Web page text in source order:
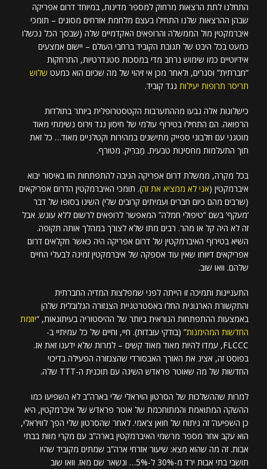
התחלנו לתת הרצאות מרחוק למספר מדינות, במיוחד דרום אפריקה
שבהן ההרצאות שלנו התחילו בעצם מלחמת אזרחים מסוגים – תומכי
איברמקטין מול הממשלה והרופאים האקדמיים שלה (שבסך הכל נכשלו
כמעט בכל היבט של תגובת הקוביד ברחבי העולם – יישום אמצעים
אידיוטיים כמו שימוש נרחב מדי במסכות סטנדרטיות, התרחקות
“חברתית” וסגרים, ולאחר מכן אי זיהוי של מה שכיום הוא כמעט שלוש
תריסר תרופות יעילות נגד קוביד.
כישלונות אלה נבעו מההתערבות הקטסטרופלית ביותר בתולדות
הרפואה. הם התחילו בטירוף עולמי של חיסון נגד וירוס נשימתי מאוד
מוטגני עם חלבוני ספייק מתישנים במהירות וקטלניים מאוד… כל זאת
תוך התעלמות מחסינות טבעית. מַברִיק. מטורף.
בכל מקרה, ממשלת דרום אפריקה הגיבה להתפתחות הזו באיסור יבוא
איברמקטין (אני לא ממציא את זה). תומכי האיברמקטין הדרום אפריקאים
(שרבים מהם כיום חברים ועמיתים קרובים שלי) השיגו בסופו של דבר
‘מעקף’ בשם “טיפולי חמלה” המאפשר לרופאים לרשום ללא עונש. אבל
זה לא היה קל או מהר. רבים מתו שלא לצורך במהלך אותה תקופה.
השיא בטירוף האיברמקטין של דרום אפריקה היה כאשר חקלאים דרום
אפריקאים דיווחו שאין עוד אספקה ​​של איברמקטין זמינה לבעלי החיים
שלהם. וואו שוב.
התעניינות ותמיכה זו הייתה לפני שמפלצות המדיה החברתית
והתקשורת הארגונית החלו באסטרטגיית הצנזורה הגלובלית שלהן
באמצעות ההתפתחות הנוראית ביותר של ההיסטוריה בעיתונאות, “יוזמת
החדשות המהימנות” (בודקי עובדות). חיי, וחיים של כל עמיתיי ב-
FLCCC, עמדו להיות מאוד מאוד קשים – למרות שלא ידענו זאת אז.
בפוסט זה, אציג את האורך האבסורדי שהצנזורה הפעילה בדיכוי
החדשות של מה שאוטר פראדש השיגה עם תוכנית ה-TTT שלה.
למרות שההשלכות של הסרטון הויראלי שלי בארה”ב לא השפיעו כמו
ההשקה המתואמת והמתוחכמת של אוטר פראדש של איברמקטין, היא
כן השפיעה’ זה ניתוח של חואן צ’אמי. לאחר שהסרטון שלי הפך לוויראלי,
הוא עקב אחר מספר מרשמי האיברמקטין בארה”ב עם מקרי מוות בבתי
אבות. זה מה שהוא מצא: שיעור אזרחי ארה”ב שמתים מקוביד שהיו
תושבי בתי אבות ירד מ-30% ל-5%… ונשאר שם מאז. וואו שוב